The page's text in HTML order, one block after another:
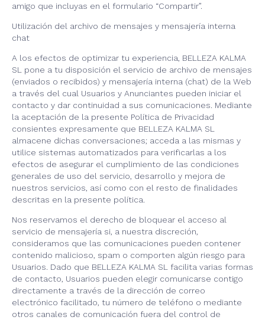
amigo que incluyas en el formulario “Compartir”.
Utilización del archivo de mensajes y mensajería interna
chat
A los efectos de optimizar tu experiencia, BELLEZA KALMA
SL pone a tu disposición el servicio de archivo de mensajes
(enviados o recibidos) y mensajería interna (chat) de la Web
a través del cual Usuarios y Anunciantes pueden iniciar el
contacto y dar continuidad a sus comunicaciones. Mediante
la aceptación de la presente Política de Privacidad
consientes expresamente que BELLEZA KALMA SL
almacene dichas conversaciones; acceda a las mismas y
utilice sistemas automatizados para verificarlas a los
efectos de asegurar el cumplimiento de las condiciones
generales de uso del servicio, desarrollo y mejora de
nuestros servicios, así como con el resto de finalidades
descritas en la presente política.
Nos reservamos el derecho de bloquear el acceso al
servicio de mensajería si, a nuestra discreción,
consideramos que las comunicaciones pueden contener
contenido malicioso, spam o comporten algún riesgo para
Usuarios. Dado que BELLEZA KALMA SL facilita varias formas
de contacto, Usuarios pueden elegir comunicarse contigo
directamente a través de la dirección de correo
electrónico facilitado, tu número de teléfono o mediante
otros canales de comunicación fuera del control de